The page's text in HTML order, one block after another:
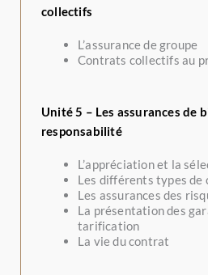
collectifs
L’assurance de groupe
Contrats collectifs au
Unité 5 – Les assurances de
responsabilité
L’appréciation et la
Les différents types de
Les assurances des
La présentation des
tarification
La vie du contrat